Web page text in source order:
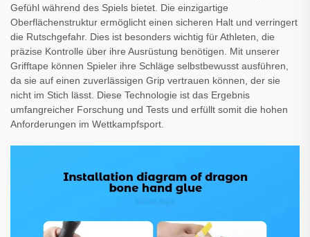
Gefühl während des Spiels bietet. Die einzigartige
Oberflächenstruktur ermöglicht einen sicheren Halt und verringert
die Rutschgefahr. Dies ist besonders wichtig für Athleten, die
präzise Kontrolle über ihre Ausrüstung benötigen. Mit unserer
Grifftape können Spieler ihre Schläge selbstbewusst ausführen,
da sie auf einen zuverlässigen Grip vertrauen können, der sie
nicht im Stich lässt. Diese Technologie ist das Ergebnis
umfangreicher Forschung und Tests und erfüllt somit die hohen
Anforderungen im Wettkampfsport.